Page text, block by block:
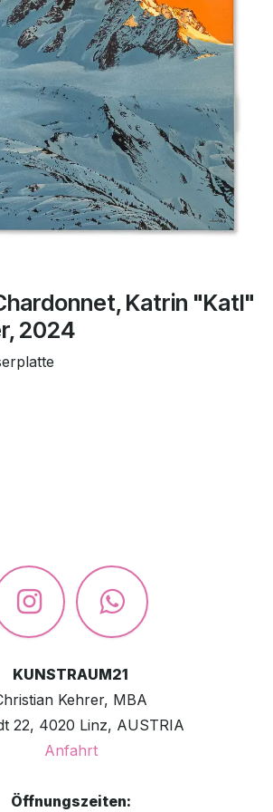
Katrin "Katl"
2024
KUNSTRAUM21
Kehrer, MBA
22, 4020 Linz, AUSTRIA
Anfahrt
Öffnungszeiten: